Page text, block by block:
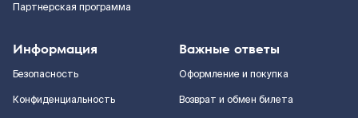
Партнерская программа
Информация
Безопасность
Конфиденциальность
Важные ответы
Оформление и покупка
Возврат и обмен билета